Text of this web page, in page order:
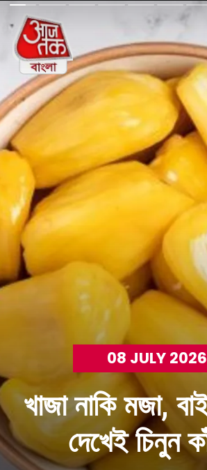
08 JULY 2026
খাজা নাকি মজা,
দেখেই চিনুন